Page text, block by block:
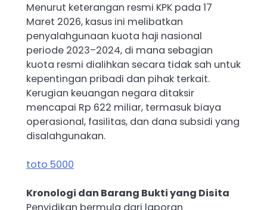
Menurut keterangan resmi KPK pada 17
Maret 2026, kasus ini melibatkan
penyalahgunaan kuota haji nasional
periode 2023–2024, di mana sebagian
kuota resmi dialihkan secara tidak sah untuk
kepentingan pribadi dan pihak terkait.
Kerugian keuangan negara ditaksir
mencapai Rp 622 miliar, termasuk biaya
operasional, fasilitas, dan dana subsidi yang
disalahgunakan.
toto 5000
Kronologi dan Barang Bukti yang Disita